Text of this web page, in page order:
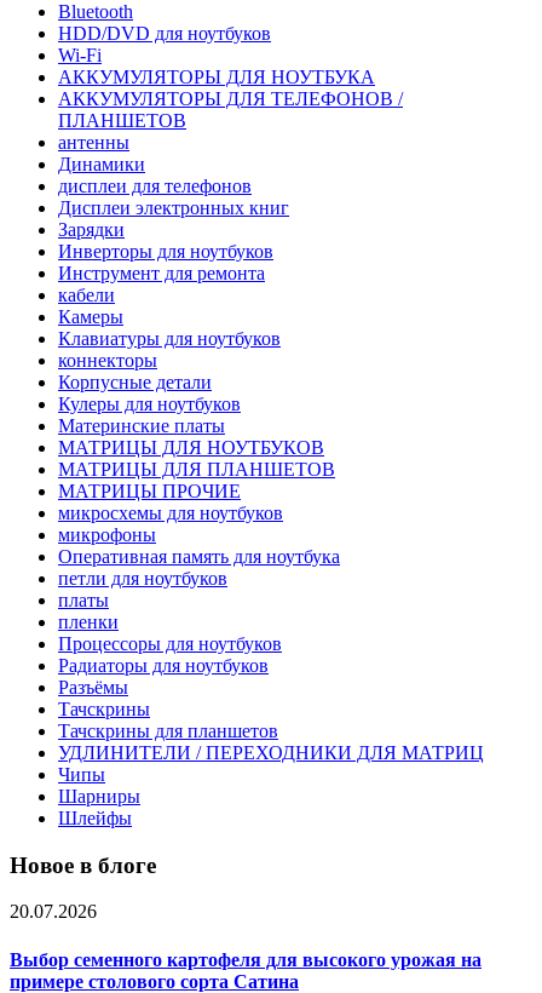
Bluetooth
HDD/DVD для ноутбуков
Wi-Fi
АККУМУЛЯТОРЫ ДЛЯ НОУТБУКА
АККУМУЛЯТОРЫ ДЛЯ ТЕЛЕФОНОВ /
ПЛАНШЕТОВ
антенны
Динамики
дисплеи для телефонов
Дисплеи электронных книг
Зарядки
Инверторы для ноутбуков
Инструмент для ремонта
кабели
Камеры
Клавиатуры для ноутбуков
коннекторы
Корпусные детали
Кулеры для ноутбуков
Материнские платы
МАТРИЦЫ ДЛЯ НОУТБУКОВ
МАТРИЦЫ ДЛЯ ПЛАНШЕТОВ
МАТРИЦЫ ПРОЧИЕ
микросхемы для ноутбуков
микрофоны
Оперативная память для ноутбука
петли для ноутбуков
платы
пленки
Процессоры для ноутбуков
Радиаторы для ноутбуков
Разъёмы
Тачскрины
Тачскрины для планшетов
УДЛИНИТЕЛИ / ПЕРЕХОДНИКИ ДЛЯ МАТРИЦ
Чипы
Шарниры
Шлейфы
Новое в блоге
20.07.2026
Выбор семенного картофеля для высокого урожая на
примере столового сорта Сатина